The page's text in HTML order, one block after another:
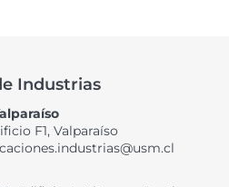
Industrias
F1, Valparaíso